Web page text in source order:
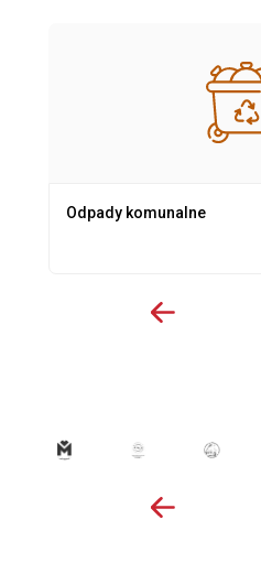
Odpady komunalne